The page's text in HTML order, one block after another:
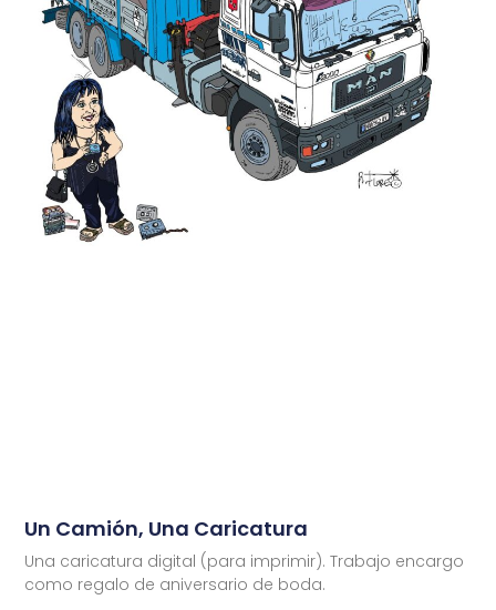
Un Camión, Una Caricatura
Una caricatura digital (para imprimir). Trabajo encargo
como regalo de aniversario de boda.